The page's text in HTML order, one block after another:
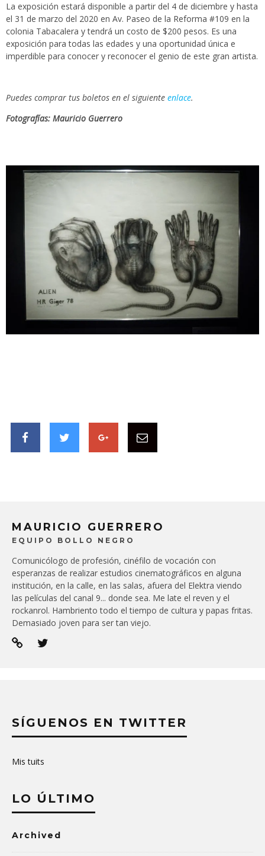
La exposición estará disponible a partir del 4 de diciembre y hasta
el 31 de marzo del 2020 en Av. Paseo de la Reforma #109 en la
colonia Tabacalera y tendrá un costo de $200 pesos. Es una
exposición para todas las edades y una oportunidad única e
imperdible para conocer y reconocer el genio de este gran artista.
Puedes comprar tus boletos en el siguiente enlace.
Fotografías: Mauricio Guerrero
MAURICIO GUERRERO
EQUIPO BOLLO NEGRO
Comunicólogo de profesión, cinéfilo de vocación con
esperanzas de realizar estudios cinematográficos en alguna
institución, en la calle, en las salas, afuera del Elektra viendo
las películas del canal 9... donde sea. Me late el reven y el
rockanrol. Hambriento todo el tiempo de cultura y papas fritas.
Demasiado joven para ser tan viejo.
SÍGUENOS EN TWITTER
Mis tuits
LO ÚLTIMO
Archived